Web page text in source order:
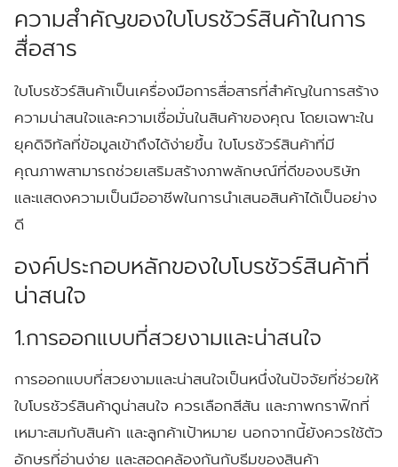
ความสำคัญของใบโบรชัวร์สินค้าในการ
สื่อสาร
ใบโบรชัวร์สินค้าเป็นเครื่องมือการสื่อสารที่สำคัญในการสร้าง
ความน่าสนใจและความเชื่อมั่นในสินค้าของคุณ โดยเฉพาะใน
ยุคดิจิทัลที่ข้อมูลเข้าถึงได้ง่ายขึ้น ใบโบรชัวร์สินค้าที่มี
คุณภาพสามารถช่วยเสริมสร้างภาพลักษณ์ที่ดีของบริษัท
และแสดงความเป็นมืออาชีพในการนำเสนอสินค้าได้เป็นอย่าง
ดี
องค์ประกอบหลักของใบโบรชัวร์สินค้าที่
น่าสนใจ
1.การออกแบบที่สวยงามและน่าสนใจ
การออกแบบที่สวยงามและน่าสนใจเป็นหนึ่งในปัจจัยที่ช่วยให้
ใบโบรชัวร์สินค้าดูน่าสนใจ ควรเลือกสีสัน และภาพกราฟิกที่
เหมาะสมกับสินค้า และลูกค้าเป้าหมาย นอกจากนี้ยังควรใช้ตัว
อักษรที่อ่านง่าย และสอดคล้องกันกับธีมของสินค้า